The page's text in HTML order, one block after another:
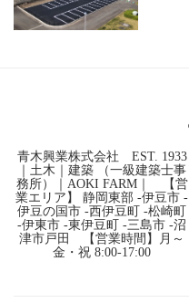
青木興業株式会社 EST. 1933
｜土木｜建築 （一級建築士事
務所）｜AOKI FARM｜ 【営
業エリア】 静岡東部 -伊豆市 -
伊豆の国市 -西伊豆町 -松崎町
-伊東市 -東伊豆町 -三島市 -沼
津市戸田 【営業時間】月～
金・祝 8:00-17:00